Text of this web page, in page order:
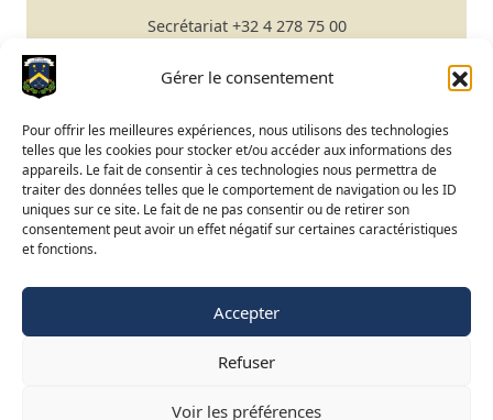
Gérer le consentement
Pour offrir les meilleures expériences, nous utilisons des technologies
telles que les cookies pour stocker et/ou accéder aux informations des
appareils. Le fait de consentir à ces technologies nous permettra de
traiter des données telles que le comportement de navigation ou les ID
uniques sur ce site. Le fait de ne pas consentir ou de retirer son
consentement peut avoir un effet négatif sur certaines caractéristiques
et fonctions.
Accepter
Refuser
Voir les préférences
Secrétariat+32 4 278 75 00
Bar/Restaurant+32 4 278 75 03
Réserver un green fee
Apprendre le golf
Calendrier du Club
Ouverture du terrain
FR NL EN
2015-2025 Golf de Liège-Gomzé
Mentions légales